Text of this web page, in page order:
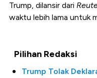
Trump, dilansir dari
waktu lebih lama untuk
Pilihan Redaksi
Trump Tolak